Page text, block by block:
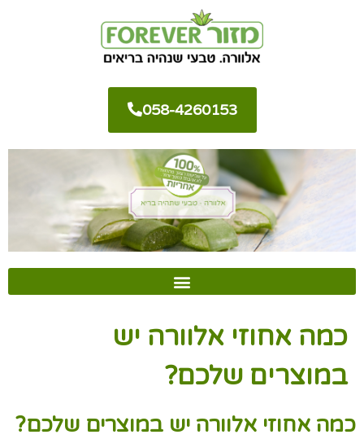
058-4260153
כמה אחוזי אלוורה יש
במוצרים שלכם?
כמה אחוזי אלוורה יש במוצרים שלכם?